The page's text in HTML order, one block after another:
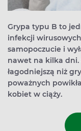
Grypa typu B to
infekcji
samopoczucie i
nawet na kilka dni.
łagodniejszą niż
poważnych
kobiet w ciąży.